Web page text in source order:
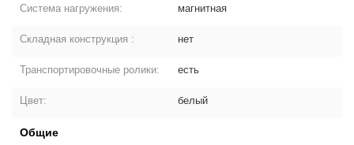
Система нагружения: магнитная
Складная конструкция : нет
Транспортировочные ролики: есть
Цвет: белый
Общие